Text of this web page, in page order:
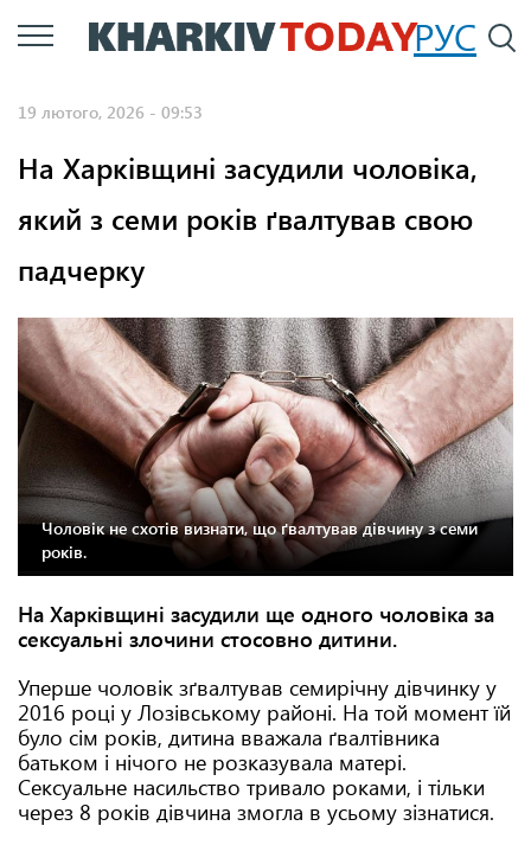
Перейти
до
РУС
19 лютого, 2026 - 09:53
На Харківщині засудили чоловіка,
який з семи років ґвалтував свою
падчерку
Чоловік не схотів визнати, що ґвалтував дівчину з семи
років.
На Харківщині засудили ще одного чоловіка за
сексуальні злочини стосовно дитини.
Уперше чоловік зґвалтував семирічну дівчинку у
2016 році у Лозівському районі. На той момент їй
було сім років, дитина вважала ґвалтівника
батьком і нічого не розказувала матері.
Сексуальне насильство тривало роками, і тільки
через 8 років дівчина змогла в усьому зізнатися.